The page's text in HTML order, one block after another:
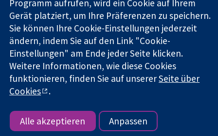
Die Cochrane Collaboration ist eine gemeinützige Organisation
(Nr. 1045921) und in England und in Wales als eine Gesellschaft
mit beschränkter Haftung (Nr. 03044323) registriert.
Umsatzsteuer-Identifikationsnummer GB 718 2127 49.
Copyright © 2026 The Cochrane Collaboration
Bedingungen für die Webseite
Datenschutz
Programm aufrufen, wird ein Cookie auf Ihrem
Gerät platziert, um Ihre Präferenzen zu speichern.
Sie können Ihre Cookie-Einstellungen jederzeit
ändern, indem Sie auf den Link "Cookie-
Einstellungen" am Ende jeder Seite klicken.
Weitere Informationen, wie diese Cookies
funktionieren, finden Sie auf unsererSeite über
Cookies
.
Alle akzeptieren Anpassen